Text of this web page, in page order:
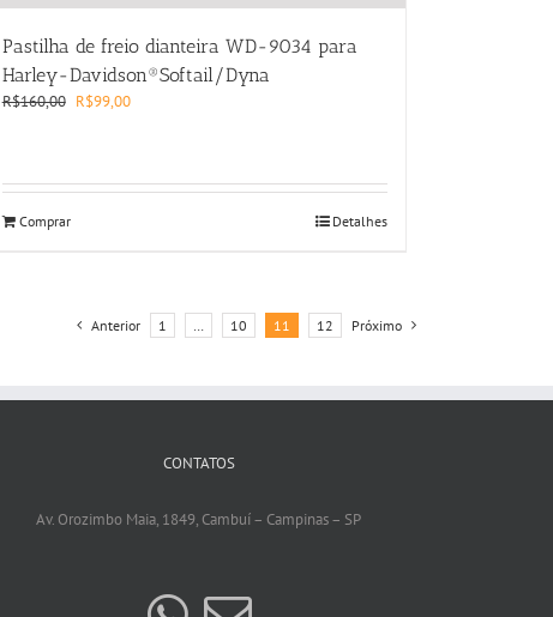
Pastilha de freio dianteira WD-9034 para
Harley-Davidson®Softail/Dyna
R$160,00 Original
R$99,00Current
Comprar Detalhes
Anterior 1 10 11 12 Próximo
CONTATOS
Av. Orozimbo Maia, 1849, Cambuí – Campinas – SP